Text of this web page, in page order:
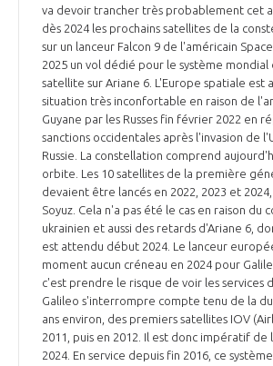
va devoir trancher très probablement cet
dès 2024 les prochains satellites de la
sur un lanceur Falcon 9 de l'américain
2025 un vol dédié pour le système
satellite sur Ariane 6. L'Europe spatiale est
situation très inconfortable en raison de
Guyane par les Russes fin février 2022 en
sanctions occidentales après l'invasion de
Russie. La constellation comprend
orbite. Les 10 satellites de la première
devaient être lancés en 2022, 2023 et
Soyuz. Cela n'a pas été le cas en raison du
ukrainien et aussi des retards d'Ariane 6,
est attendu début 2024. Le lanceur
moment aucun créneau en 2024 pour
c'est prendre le risque de voir les services
Galileo s'interrompre compte tenu de la
ans environ, des premiers satellites IOV
2011, puis en 2012. Il est donc impératif de
2024. En service depuis fin 2016, ce